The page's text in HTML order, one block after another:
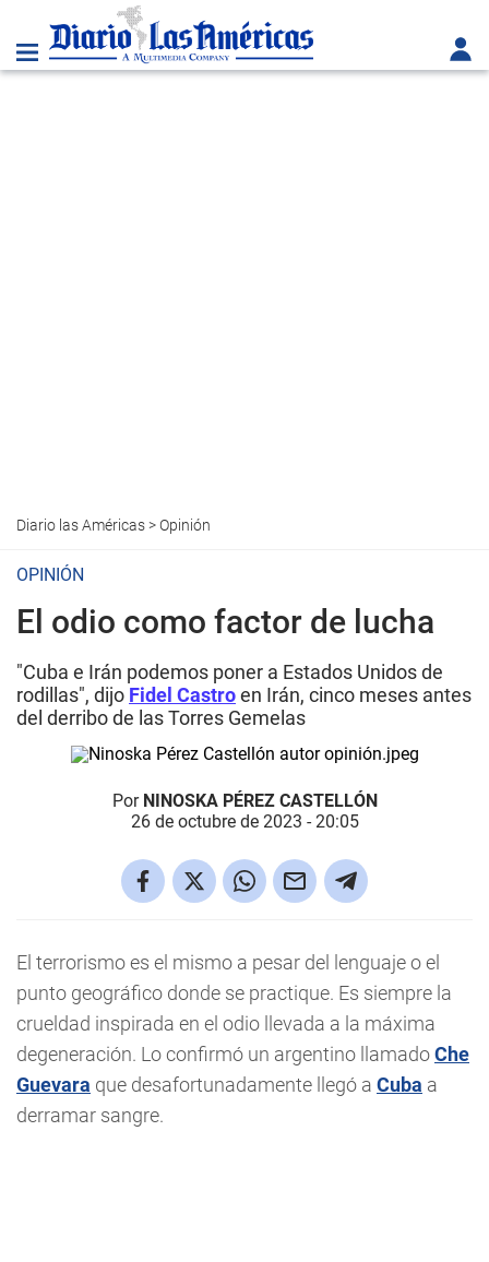
Diario las Américas>Opinión
OPINIÓN
El odio como factor de lucha
"Cuba e Irán podemos poner a Estados Unidos de
rodillas", dijo Fidel Castroen Irán, cinco meses antes
del derribo de las Torres Gemelas
Por NINOSKA PÉREZ CASTELLÓN
26 de octubre de 2023 - 20:05
El terrorismo es el mismo a pesar del lenguaje o el
punto geográfico donde se practique. Es siempre la
crueldad inspirada en el odio llevada a la máxima
degeneración. Lo confirmó un argentino llamadoChe
Guevara que desafortunadamente llegó a Cuba a
derramar sangre.